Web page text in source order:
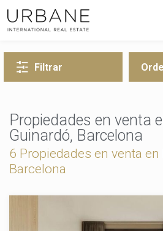
Filtrar
Propiedades en venta en El Baix
Guinardó, Barcelona
6 Propiedades en venta en
Barcelona